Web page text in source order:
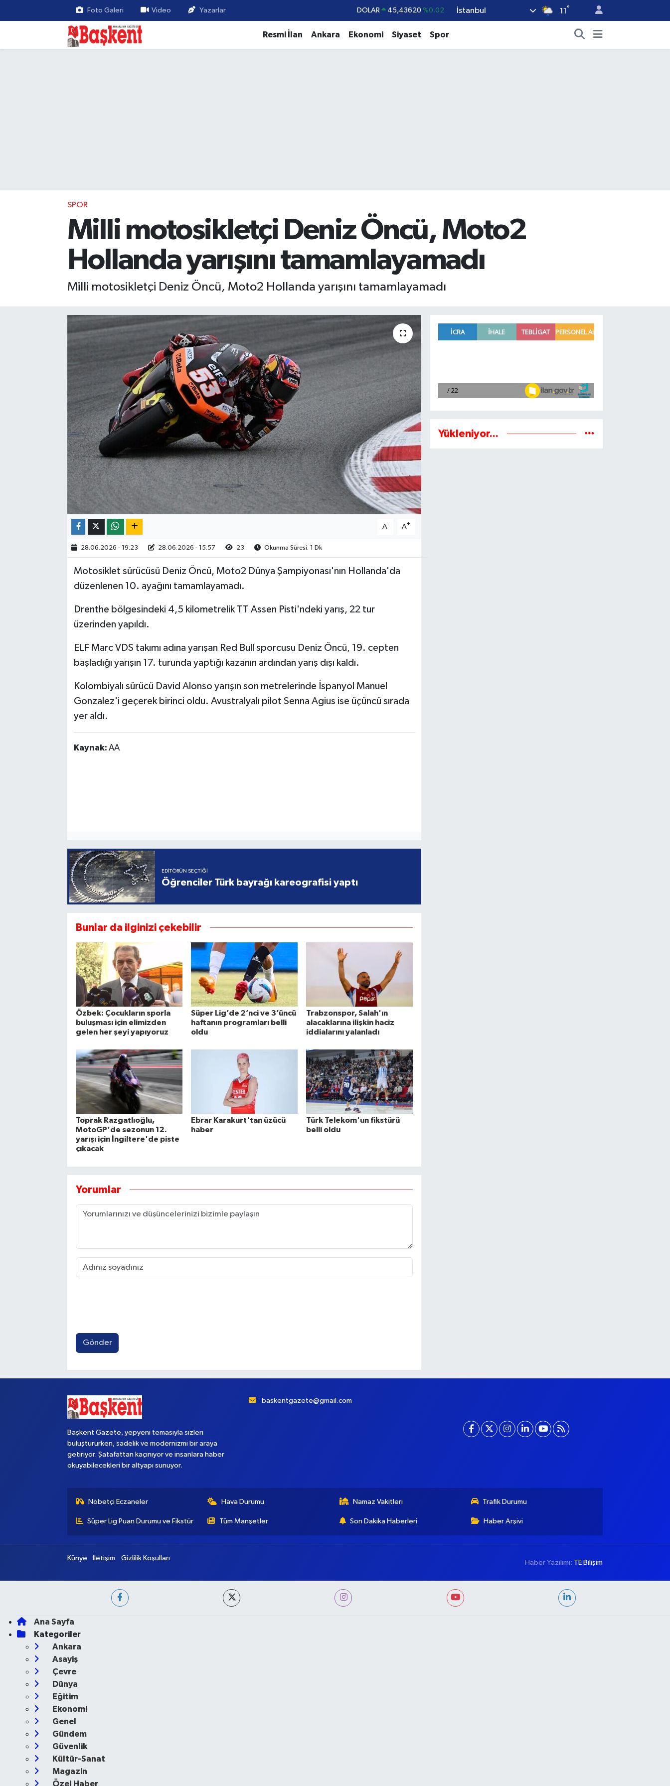
Foto Galeri Video Yazarlar DOLAR 45,43620 %0.02 İstanbul 11 °
Resmi İlan Ankara Ekonomi Siyaset Spor
SPOR
Milli motosikletçi Deniz Öncü, Moto2
Hollanda yarışını tamamlayamadı
Milli motosikletçi Deniz Öncü, Moto2 Hollanda yarışını tamamlayamadı
A- A+
28.06.2026 - 19:23 28.06.2026 - 15:57 23 Okunma Süresi: 1 Dk
Motosiklet sürücüsü Deniz Öncü, Moto2 Dünya Şampiyonası'nın Hollanda'da
düzenlenen 10. ayağını tamamlayamadı.
Drenthe bölgesindeki 4,5 kilometrelik TT Assen Pisti'ndeki yarış, 22 tur
üzerinden yapıldı.
ELF Marc VDS takımı adına yarışan Red Bull sporcusu Deniz Öncü, 19. cepten
başladığı yarışın 17. turunda yaptığı kazanın ardından yarış dışı kaldı.
Kolombiyalı sürücü David Alonso yarışın son metrelerinde İspanyol Manuel
Gonzalez'i geçerek birinci oldu. Avustralyalı pilot Senna Agius ise üçüncü sırada
yer aldı.
Kaynak: AA
EDITÖRÜN SEÇTIĞI
Öğrenciler Türk bayrağı kareografisi yaptı
Bunlar da ilginizi çekebilir
Özbek: Çocukların sporla
buluşması için elimizden
gelen her şeyi yapıyoruz
Süper Lig’de 2’nci ve 3’üncü
haftanın programları belli
oldu
Trabzonspor, Salah'ın
alacaklarına ilişkin haciz
iddialarını yalanladı
Toprak Razgatlıoğlu,
MotoGP'de sezonun 12.
yarışı için İngiltere'de piste
çıkacak
Ebrar Karakurt'tan üzücü
haber
Türk Telekom'un fikstürü
belli oldu
Yorumlar
Gönder
Yükleniyor...
Başkent Gazete, yepyeni temasıyla sizleri
buluştururken, sadelik ve modernizmi bir araya
getiriyor. Şatafattan kaçınıyor ve insanlara haber
okuyabilecekleri bir altyapı sunuyor.
baskentgazete@gmail.com
Nöbetçi Eczaneler Hava Durumu Namaz Vakitleri Trafik Durumu
Süper Lig Puan Durumu ve Fikstür Tüm Manşetler Son Dakika Haberleri Haber Arşivi
Künye İletişim Gizlilik Koşulları
Haber Yazılımı: TE Bilişim
Ana Sayfa
Kategoriler
Ankara
Asayiş
Çevre
Dünya
Eğitim
Ekonomi
Genel
Gündem
Güvenlik
Kültür-Sanat
Magazin
Özel Haber